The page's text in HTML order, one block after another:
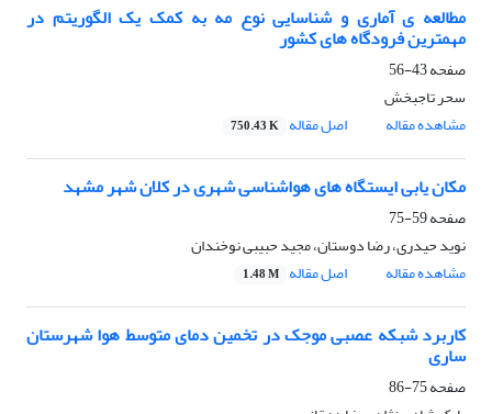
مطالعه ی آماری و شناسایی نوع مه به کمک یک الگوریتم در
مهمترین فرودگاه های کشور
صفحه43-56
سحر تاجبخش
مشاهده مقاله
اصل مقاله 750.43 K
مکان یابی ایستگاه های هواشناسی شهری در کلان شهر مشهد
صفحه59-75
نوید حیدری، رضا دوستان، مجید حبیبی نوخندان
مشاهده مقاله
اصل مقاله 1.48 M
کاربرد شبکه‌ عصبی موجک در تخمین دمای متوسط هوا شهرستان
ساری
صفحه75-86